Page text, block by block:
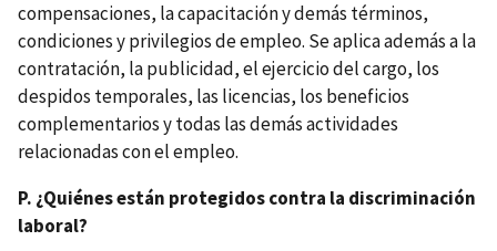
compensaciones, la capacitación y demás términos,
condiciones y privilegios de empleo. Se aplica además a la
contratación, la publicidad, el ejercicio del cargo, los
despidos temporales, las licencias, los beneficios
complementarios y todas las demás actividades
relacionadas con el empleo.
P. ¿Quiénes están protegidos contra la discriminación
laboral?